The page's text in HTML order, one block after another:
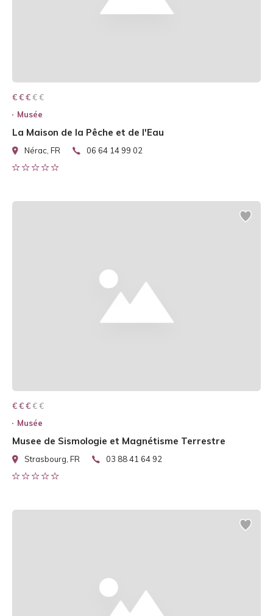
€ € € € €
€ € €
Musée
La Maison de la Pêche et de l'Eau
Nérac, FR 06 64 14 99 02
€ € € € €
€ € €
Musée
Musee de Sismologie et Magnétisme Terrestre
Strasbourg, FR 03 88 41 64 92